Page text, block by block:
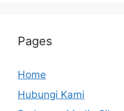
Pages
Home
Hubungi Kami